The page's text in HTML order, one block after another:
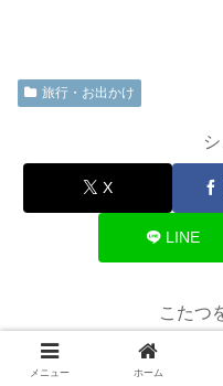
旅行・お出かけ
X
LINE
こたつ
メニュー ホーム